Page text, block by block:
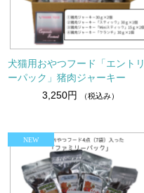
犬猫用おやつフード「エントリ
ーパック」猪肉ジャーキー
3,250円
（税込み）